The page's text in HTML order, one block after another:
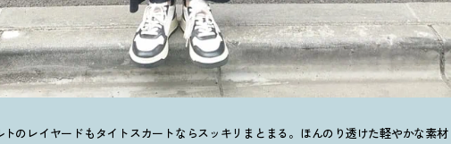
のレイヤードもタイトスカートならスッキリまとまる。ほんのり透けた軽やかな素材